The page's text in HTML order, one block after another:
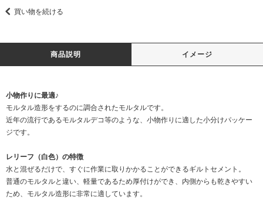
買い物を続ける
商品説明 イメージ
小物作りに最適♪
モルタル造形をするのに調合されたモルタルです。
近年の流行であるモルタルデコ等のような、小物作りに適した小分けパッケー
ジです。
レリーフ（白色）の特徴
水と混ぜるだけで、すぐに作業に取りかかることができるギルトセメント。
普通のモルタルと違い、軽量であるため厚付けができ、内側からも乾きやすい
ため、モルタル造形に非常に適しています。